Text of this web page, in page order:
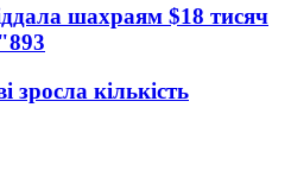
шахраям $18 тисяч
893
зросла кількість